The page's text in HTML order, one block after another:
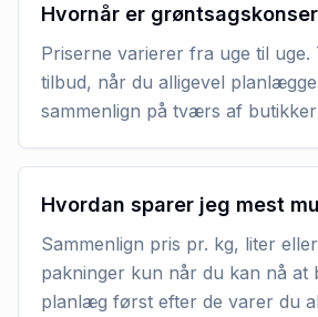
Hvornår er
Priserne varierer fra uge til uge.
tilbud, når du alligevel
sammenlign på tværs af
Hvordan sparer jeg mest
Sammenlign pris pr. kg, liter
pakninger kun når du kan nå at
planlæg først efter de varer du